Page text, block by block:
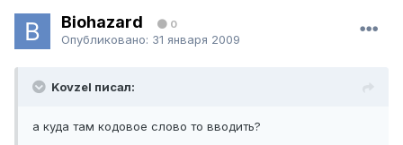
Biohazard 0
Опубликовано: 31 января 2009
Kovzel писал:
а куда там кодовое слово то вводить?